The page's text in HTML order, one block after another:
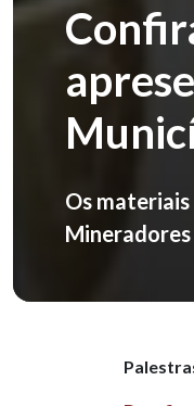
Os
Mineradores